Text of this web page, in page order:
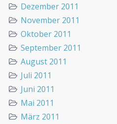
Dezember 2011
November 2011
Oktober 2011
September 2011
August 2011
Juli 2011
Juni 2011
Mai 2011
März 2011